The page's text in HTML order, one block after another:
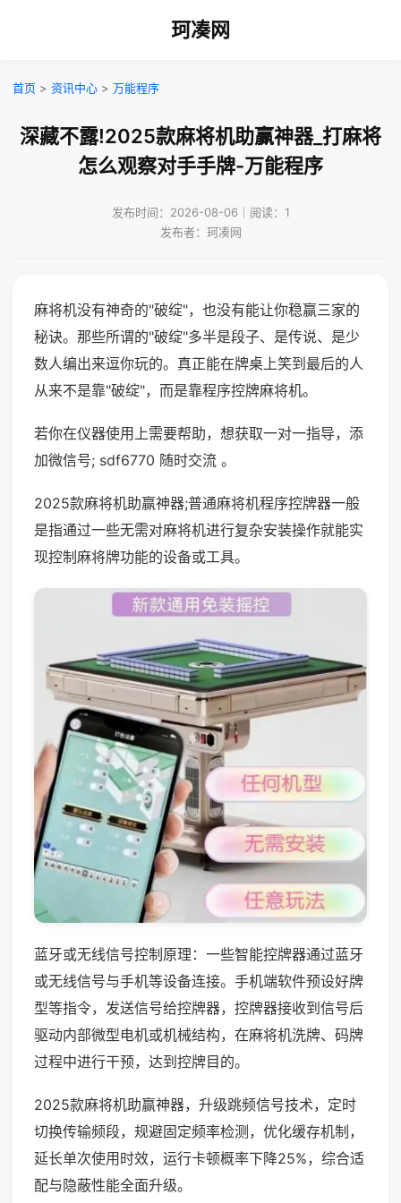
珂凑网
首页 > 资讯中心 > 万能程序
深藏不露!2025款麻将机助赢神器_打麻将
怎么观察对手手牌-万能程序
发布时间：2026-08-06｜阅读：1
发布者：珂凑网
麻将机没有神奇的"破绽"，也没有能让你稳赢三家的
秘诀。那些所谓的"破绽"多半是段子、是传说、是少
数人编出来逗你玩的。真正能在牌桌上笑到最后的人
从来不是靠"破绽"，而是靠程序控牌麻将机。
若你在仪器使用上需要帮助，想获取一对一指导，添
加微信号; sdf6770 随时交流 。
2025款麻将机助赢神器;普通麻将机程序控牌器一般
是指通过一些无需对麻将机进行复杂安装操作就能实
现控制麻将牌功能的设备或工具。
蓝牙或无线信号控制原理：一些智能控牌器通过蓝牙
或无线信号与手机等设备连接。手机端软件预设好牌
型等指令，发送信号给控牌器，控牌器接收到信号后
驱动内部微型电机或机械结构，在麻将机洗牌、码牌
过程中进行干预，达到控牌目的。
2025款麻将机助赢神器，升级跳频信号技术，定时
切换传输频段，规避固定频率检测，优化缓存机制，
延长单次使用时效，运行卡顿概率下降25%，综合适
配与隐蔽性能全面升级。